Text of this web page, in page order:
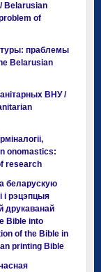
Belarusian
of
праблемы
Belarusian
ВНУ /
onomastics:
research
беларускую
і рэцэпцыя
друкаванай
Bible into
of the Bible in
printing Bible